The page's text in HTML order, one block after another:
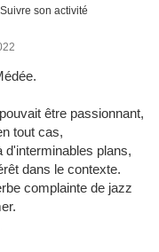
Suivre son activité
être passionnant,
tout cas,
d'interminables plans,
dans le contexte.
complainte de jazz